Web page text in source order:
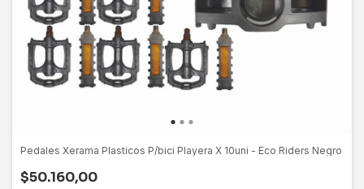
Pedales Xerama Plasticos P/bici Playera X 10uni - Eco Riders Negro
$50.160,00